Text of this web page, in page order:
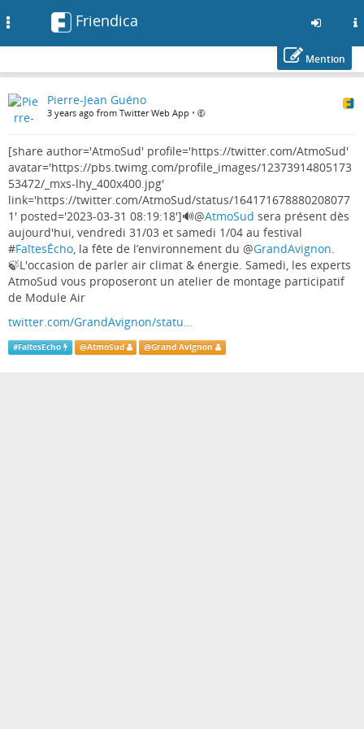
to
main
Friendica
Mention
Pierre-Jean Guéno
3 years ago from Twitter Web App •
[share author='AtmoSud' profile='https://twitter.com/AtmoSud'
avatar='https://pbs.twimg.com/profile_images/12373914805173
53472/_mxs-lhy_400x400.jpg'
link='https://twitter.com/AtmoSud/status/164171678880208077
1' posted='2023-03-31 08:19:18']🔊@AtmoSud sera présent dès
aujourd'hui, vendredi 31/03 et samedi 1/04 au festival
#FaîtesÉcho, la fête de l’environnement du @GrandAvignon.
🍃L'occasion de parler air climat & énergie. Samedi, les experts
AtmoSud vous proposeront un atelier de montage participatif
de Module Air
twitter.com/GrandAvignon/statu…
#FaitesEcho @AtmoSud @Grand Avignon